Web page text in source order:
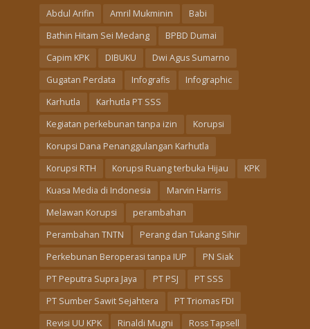
Abdul Arifin Amril Mukminin
Babi
Bathin Hitam Sei Medang
BPBD Dumai
Capim KPK
DIBUKU
Dwi Agus Sumarno
Gugatan Perdata
Infografis
Infographic
Karhutla
Karhutla PT SSS
Kegiatan perkebunan tanpa izin
Korupsi
Korupsi Dana Penanggulangan Karhutla
Korupsi RTH
Korupsi Ruang terbuka Hijau
KPK
Kuasa Media di Indonesia
Marvin Harris
Melawan Korupsi
perambahan
Perambahan TNTN
Perang dan Tukang Sihir
Perkebunan Beroperasi tanpa IUP
PN Siak
PT Peputra Supra Jaya
PT PSJ
PT SSS
PT Sumber Sawit Sejahtera
PT Triomas FDI
Revisi UU KPK
Rinaldi Mugni
Ross Tapsell